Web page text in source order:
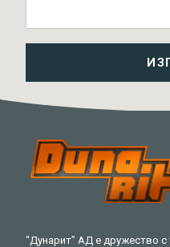
“Дунарит” АД е дружество с